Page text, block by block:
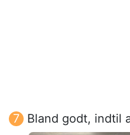
Bland godt, indtil